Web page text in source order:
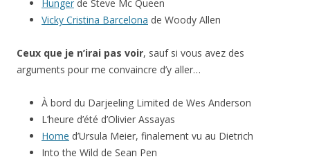
Hunger de Steve Mc Queen
Vicky Cristina Barcelona de Woody Allen
Ceux que je n’irai pas voir, sauf si vous avez des
arguments pour me convaincre d’y aller…
À bord du Darjeeling Limited de Wes Anderson
L’heure d’été d’Olivier Assayas
Home d’Ursula Meier, finalement vu au Dietrich
Into the Wild de Sean Pen